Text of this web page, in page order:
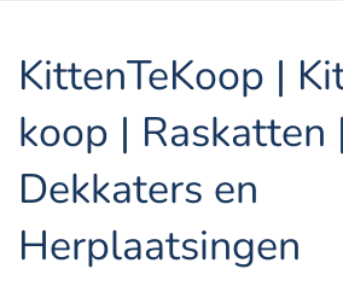
KittenTeKoop |
koop | Raskatten |
Dekkaters en
Herplaatsingen